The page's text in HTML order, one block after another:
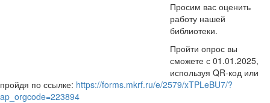
Просим вас оценить
работу нашей
библиотеки.
Пройти опрос вы
сможете с 01.01.2025,
используя QR-код или
пройдя по ссылке: https://forms.mkrf.ru/e/2579/xTPLeBU7/?
ap_orgcode=223894